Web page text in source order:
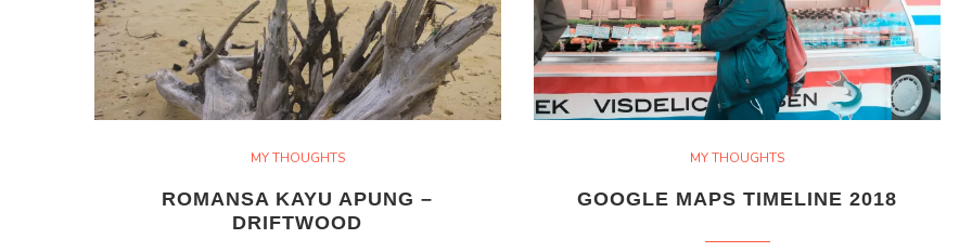
MY THOUGHTS
ROMANSA KAYU APUNG –
DRIFTWOOD
MY THOUGHTS
GOOGLE MAPS TIMELINE 2018